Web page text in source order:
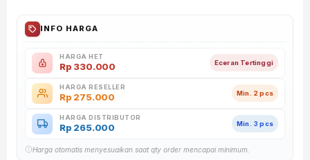
INFO HARGA
HARGA HET
Rp 330.000 Eceran Tertinggi
HARGA RESELLER
Rp 275.000 Min. 2 pcs
HARGA DISTRIBUTOR
Rp 265.000 Min. 3 pcs
Harga otomatis menyesuaikan saat qty order mencapai minimum.